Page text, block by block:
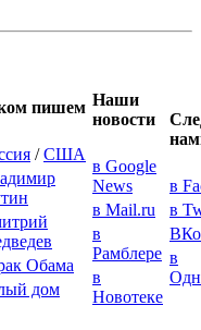
пишем
/США
Обама
дом
Наши
новости
в Google
News
в Mail.ru
в
Рамблере
в
Новотеке
в
в
в